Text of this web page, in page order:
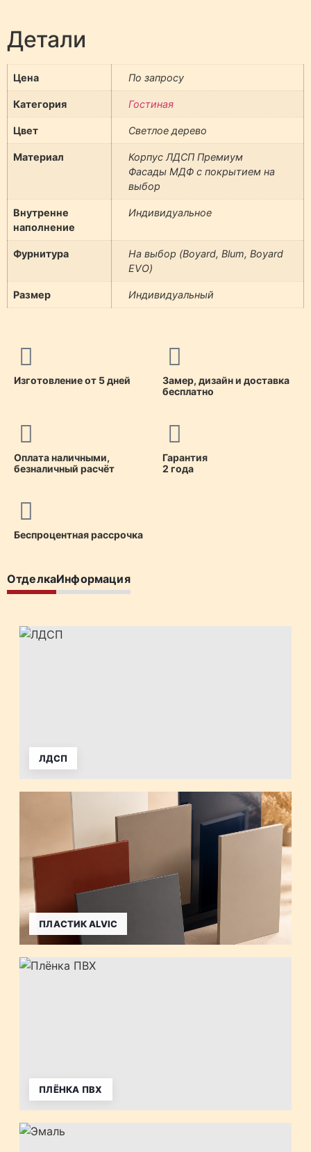
Детали
Цена По запросу
Категория Гостиная
Цвет Светлое дерево
Материал
Корпус ЛДСП Премиум
Фасады МДФ с покрытием на
выбор
Внутренне
наполнение
Индивидуальное
Фурнитура
На выбор (Boyard, Blum, Boyard
EVO)
Размер Индивидуальный
Изготовление от 5 дней
Замер, дизайн и доставка
бесплатно
Оплата наличными,
безналичный расчёт
Гарантия
2 года
Беспроцентная рассрочка
ОтделкаИнформация
ЛДСП
ПЛАСТИК ALVIC
ПЛЁНКА ПВХ